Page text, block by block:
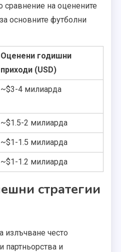
сравнение на оценените
основните футболни
Оценени годишни
приходи (USD)
~$3-4 милиарда
~$1.5-2 милиарда
~$1-1.5 милиарда
~$1-1.2 милиарда
стратегии
излъчване често
партньорства и